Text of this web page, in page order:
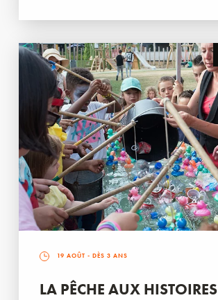
19 AOÛT - DÈS 3 ANS
LA PÊCHE AUX HISTOIRES